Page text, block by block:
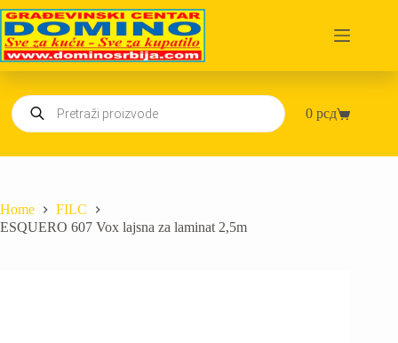
Skip
to
content
Products
search
Shopping
0рсд
Home
FILC
ESQUERO 607 Vox lajsna za laminat 2,5m